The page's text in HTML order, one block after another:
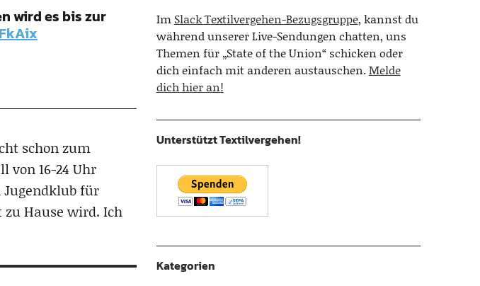
wird es bis zur
schon zum
von 16-24 Uhr
Jugendklub für
zu Hause wird. Ich
Im Slack Textilvergehen-Bezugsgruppe, kannst du
während unserer Live-Sendungen chatten, uns
Themen für „State of the Union“ schicken oder
dich einfach mit anderen austauschen.Melde
dich hier an!
Unterstützt Textilvergehen!
Kategorien